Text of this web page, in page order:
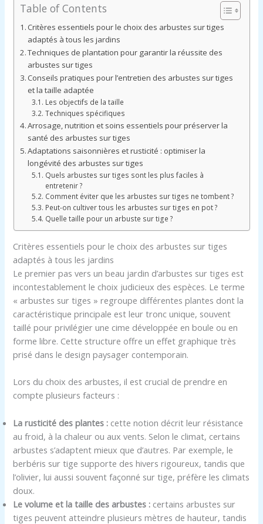
Table of Contents
Critères essentiels pour le choix des arbustes sur tiges
adaptés à tous les jardins
Techniques de plantation pour garantir la réussite des
arbustes sur tiges
Conseils pratiques pour l’entretien des arbustes sur tiges
et la taille adaptée
Les objectifs de la taille
Techniques spécifiques
Arrosage, nutrition et soins essentiels pour préserver la
santé des arbustes sur tiges
Adaptations saisonnières et rusticité : optimiser la
longévité des arbustes sur tiges
Quels arbustes sur tiges sont les plus faciles à
entretenir ?
Comment éviter que les arbustes sur tiges ne tombent ?
Peut-on cultiver tous les arbustes sur tiges en pot ?
Quelle taille pour un arbuste sur tige ?
Critères essentiels pour le choix des arbustes sur tiges
adaptés à tous les jardins
Le premier pas vers un beau jardin d’arbustes sur tiges est
incontestablement le choix judicieux des espèces. Le terme
« arbustes sur tiges » regroupe différentes plantes dont la
caractéristique principale est leur tronc unique, souvent
taillé pour privilégier une cime développée en boule ou en
forme libre. Cette structure offre un effet graphique très
prisé dans le design paysager contemporain.
Lors du choix des arbustes, il est crucial de prendre en
compte plusieurs facteurs :
La rusticité des plantes : cette notion décrit leur résistance
au froid, à la chaleur ou aux vents. Selon le climat, certains
arbustes s’adaptent mieux que d’autres. Par exemple, le
berbéris sur tige supporte des hivers rigoureux, tandis que
l’olivier, lui aussi souvent façonné sur tige, préfère les climats
doux.
Le volume et la taille des arbustes : certains arbustes sur
tiges peuvent atteindre plusieurs mètres de hauteur, tandis